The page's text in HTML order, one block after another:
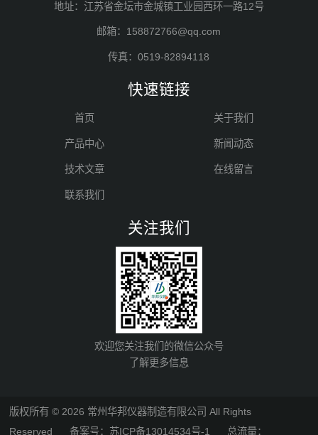
地址：江苏省金坛市金城镇工业园西环一路12号
邮箱：158872766@qq.com
传真：0519-82894118
快速链接
首页 关于我们
产品中心 新闻动态
技术文章 在线留言
联系我们
关注我们
欢迎您关注我们的微信公众号
了解更多信息
版权所有 © 2026 常州华邦仪器制造有限公司 All Rights
Reserved备案号：苏ICP备13014534号-1 总流量：